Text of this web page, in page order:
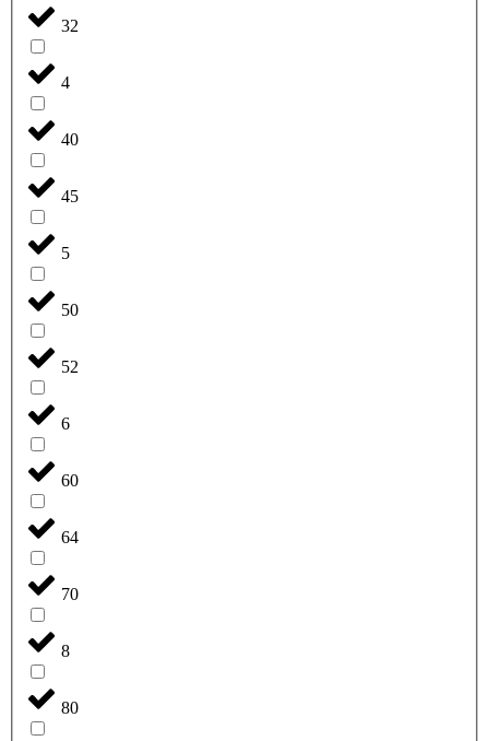
32
4
40
45
5
50
52
6
60
64
70
8
80